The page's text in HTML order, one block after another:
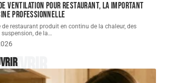
ventilation pour restaurant, la important
professionnelle
de restaurant produit en continu de la chaleur, des
de la…